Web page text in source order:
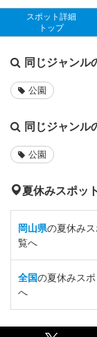
スポット詳細
トップ
同じジャンル
公園
同じジャンル
公園
夏休みスポッ
岡山県の夏休み
覧へ
全国の夏休みス
へ